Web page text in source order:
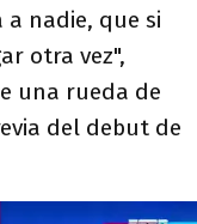
nadie, que si
otra vez",
una rueda de
del debut de